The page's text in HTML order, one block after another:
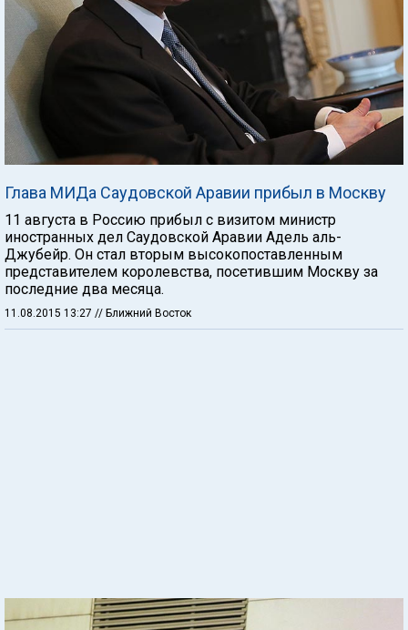
Глава МИДа Саудовской Аравии прибыл в Москву
11 августа в Россию прибыл с визитом министр
иностранных дел Саудовской Аравии Адель аль-
Джубейр. Он стал вторым высокопоставленным
представителем королевства, посетившим Москву за
последние два месяца.
11.08.2015 13:27 // Ближний Восток